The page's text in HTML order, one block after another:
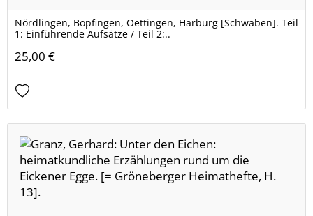
Nördlingen, Bopfingen, Oettingen, Harburg [Schwaben]. Teil
1: Einführende Aufsätze / Teil 2:..
25,00 €